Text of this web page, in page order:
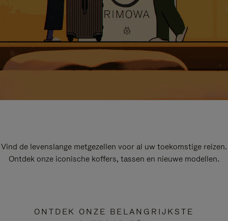
Vind de levenslange metgezellen voor al uw toekomstige reizen.
Ontdek onze iconische koffers, tassen en nieuwe modellen.
ONTDEK ONZE BELANGRIJKSTE